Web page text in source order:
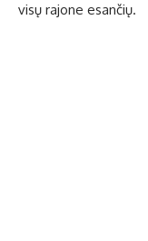
visų rajone esančių.